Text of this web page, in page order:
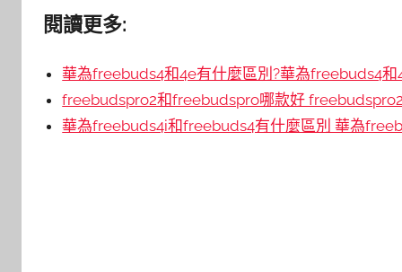
閱讀更多:
華為freebuds4和4e有什麼區別?華為freebuds4和
freebudspro2和freebudspro哪款好
華為freebuds4i和freebuds4有什麼區別 華為